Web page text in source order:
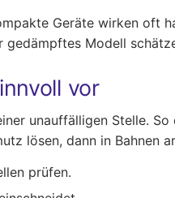
Geräte wirken oft
Modell
vor
unauffälligen Stelle.
lösen, dann in Bahnen
prüfen.